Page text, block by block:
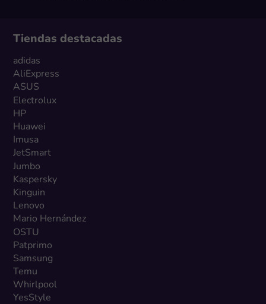
Tiendas destacadas
adidas
AliExpress
ASUS
Electrolux
HP
Huawei
Imusa
JetSmart
Jumbo
Kaspersky
Kinguin
Lenovo
Mario Hernández
OSTU
Patprimo
Samsung
Temu
Whirlpool
YesStyle